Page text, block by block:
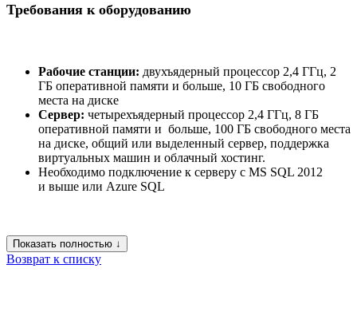
Требования к оборудованию
Рабочие станции: двухъядерный процессор 2,4 ГГц, 2
ГБ оперативной памяти и больше, 10 ГБ свободного
места на диске
Сервер: четырехъядерный процессор 2,4 ГГц, 8 ГБ
оперативной памяти и больше, 100 ГБ свободного места
на диске, общий или выделенный сервер, поддержка
виртуальных машин и облачный хостинг.
Необходимо подключение к серверу с MS SQL 2012
и выше или Azure SQL
Показать полностью ↓
Возврат к списку